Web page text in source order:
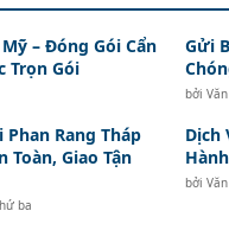
– Đóng Gói Cẩn
Trọn Gói
Gửi
bởi
Rang Tháp
Toàn, Giao Tận
ba
Dịch
bởi